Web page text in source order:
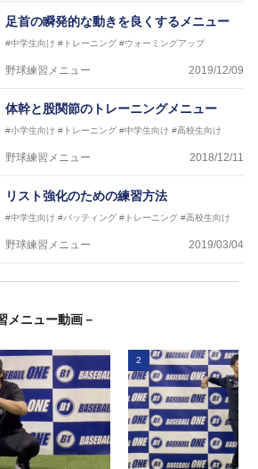
足首の瞬発的な動きを良くするメニュー
#中学生向け #トレーニング #ウォーミングアップ
野球練習メニュー 2019/12/09
体幹と股関節のトレーニングメニュー
#小学生向け #トレーニング #中学生向け #高校生向け
野球練習メニュー 2018/12/11
リスト強化のための練習方法
#中学生向け #バッティング #トレーニング #高校生向け
野球練習メニュー 2019/03/04
メニュー動画－
2